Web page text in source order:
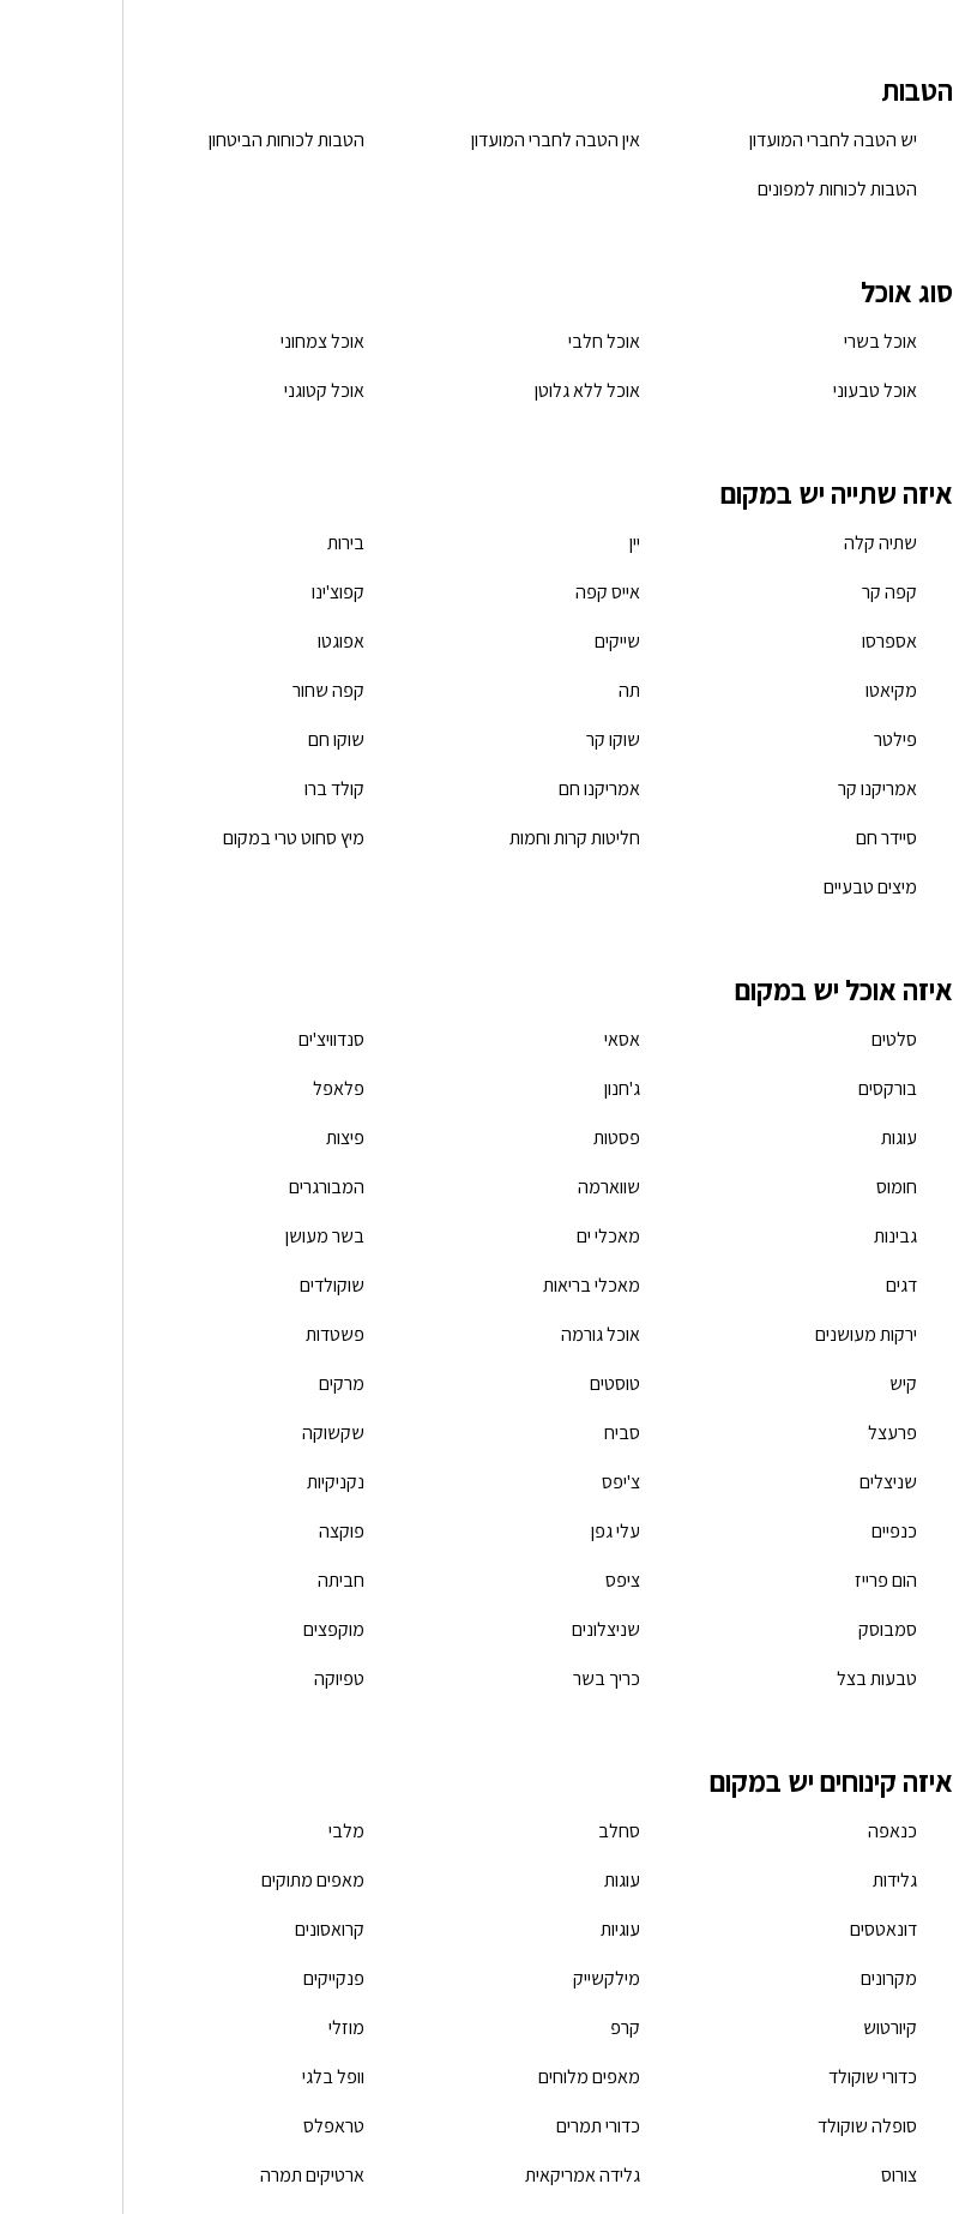
הטבות
יש הטבה לחברי המועדון אין הטבה לחברי המועדון
הטבות לכוחות הביטחון
הטבות לכוחות למפונים
סוג אוכל
אוכל בשרי אוכל חלבי
אוכל צמחוני
אוכל טבעוני
אוכל ללא גלוטן אוכל קטוגני
איזה שתייה יש במקום
שתיה קלה יין
בירות
קפה קר
אייס קפה
קפוצ'ינו
אספרסו
שייקים
אפוגטו
מקיאטו
תה
קפה שחור
פילטר
שוקו קר
שוקו חם
אמריקנו קר
אמריקנו חם
קולד ברו
סיידר חם
חליטות קרות וחמות
מיץ סחוט טרי במקום
מיצים טבעיים
איזה אוכל יש במקום
סלטים אסאי
סנדוויצ'ים
בורקסים
ג'חנון
פלאפל
עוגות
פסטות
פיצות
חומוס
שווארמה
המבורגרים
גבינות
מאכלי ים
בשר מעושן
דגים
מאכלי בריאות
שוקולדים
ירקות מעושנים
אוכל גורמה
פשטדות
קיש
טוסטים
מרקים
פרעצל
סביח
שקשוקה
שניצלים
צ'יפס
נקניקיות
כנפיים
עלי גפן
פוקצה
הום פרייז
ציפס
חביתה
סמבוסק
שניצלונים
מוקפצים
טבעות בצל
כריך בשר טפיוקה
איזה קינוחים יש במקום
כנאפה סחלב
מלבי
גלידות
עוגות
מאפים מתוקים
דונאטסים
עוגיות
קרואסונים
מקרונים
מילקשייק
פנקייקים
קיורטוש
קרפ
מוזלי
כדורי שוקולד
מאפים מלוחים
וופל בלגי
סופלה שוקולד
כדורי תמרים
טראפלס
צורוס
גלידה אמריקאית
ארטיקים תמרה